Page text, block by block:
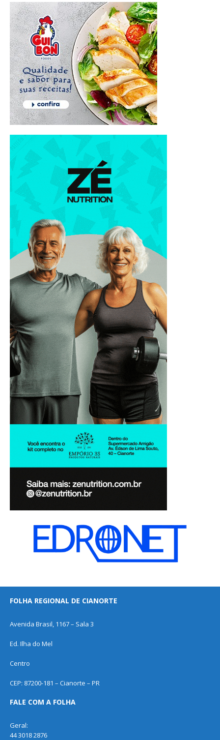
FOLHA REGIONAL DE CIANORTE
Avenida Brasil, 1167 – Sala 3
Ed. Ilha do Mel
Centro
CEP: 87200-181 – Cianorte – PR
FALE COM A FOLHA
Geral:
44 3018 2876